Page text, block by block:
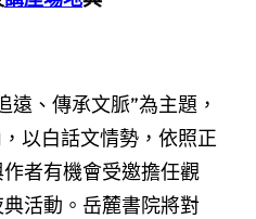
遠、傳承文脈”為主題，
以白話文情勢，依照正
者有機會受邀擔任觀
活動。岳麓書院將對